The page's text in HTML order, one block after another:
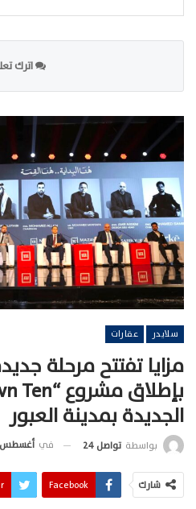
اترك
سلايدر عقارات
مزايا تفتتح مرحلة
الجديدة بمدينة العبور
بواسطة تواصل 24 في أغسطس 6, 2026
شارك Facebook